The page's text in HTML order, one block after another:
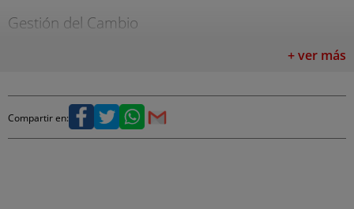
Gestión del Cambio
Casos de Éxito Empresarial
Planificación y Gestión Fiscal
+ ver más
Compartir en: